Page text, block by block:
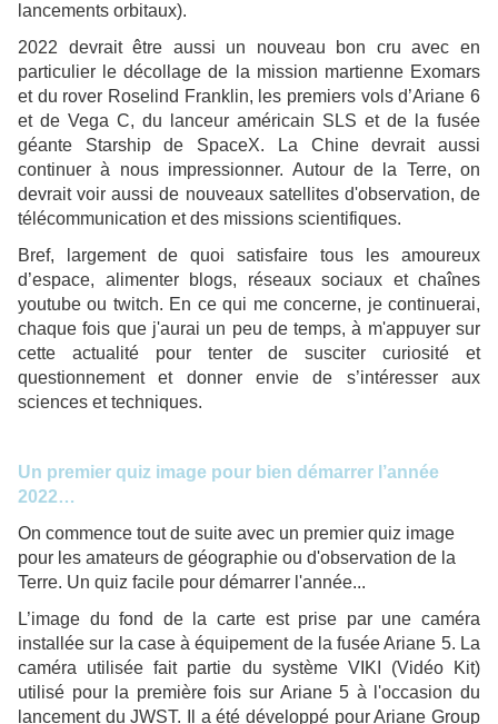
lancements orbitaux).
2022 devrait être aussi un nouveau bon cru avec en
particulier le décollage de la mission martienne Exomars
et du rover Roselind Franklin, les premiers vols d’Ariane 6
et de Vega C, du lanceur américain SLS et de la fusée
géante Starship de SpaceX. La Chine devrait aussi
continuer à nous impressionner. Autour de la Terre, on
devrait voir aussi de nouveaux satellites d'observation, de
télécommunication et des missions scientifiques.
Bref, largement de quoi satisfaire tous les amoureux
d’espace, alimenter blogs, réseaux sociaux et chaînes
youtube ou twitch. En ce qui me concerne, je continuerai,
chaque fois que j'aurai un peu de temps, à m'appuyer sur
cette actualité pour tenter de susciter curiosité et
questionnement et donner envie de s’intéresser aux
sciences et techniques.
Un premier quiz image pour bien démarrer l’année
2022…
On commence tout de suite avec un premier quiz image
pour les amateurs de géographie ou d'observation de la
Terre. Un quiz facile pour démarrer l'année...
L’image du fond de la carte est prise par une caméra
installée sur la case à équipement de la fusée Ariane 5. La
caméra utilisée fait partie du système VIKI (Vidéo Kit)
utilisé pour la première fois sur Ariane 5 à l'occasion du
lancement du JWST. Il a été développé pour Ariane Group